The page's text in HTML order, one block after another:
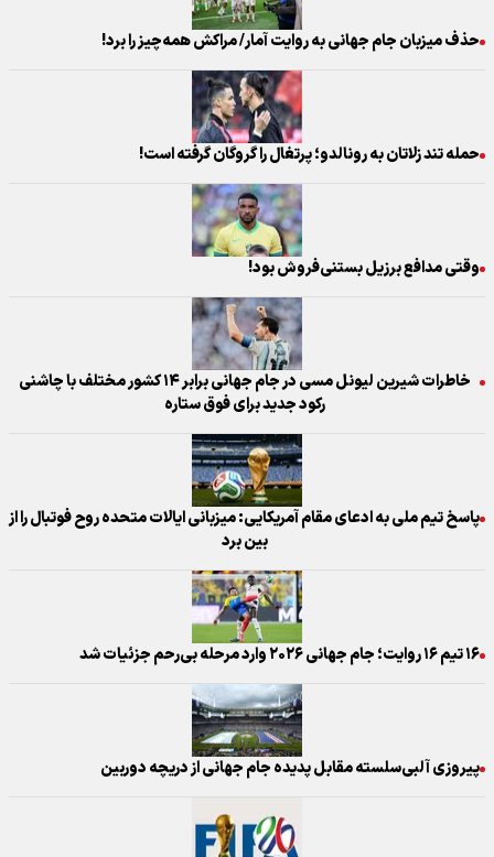
حذف میزبان جام جهانی به روایت آمار/ مراکش همه‌‌چیز را برد!‍
حمله تند زلاتان به رونالدو؛ پرتغال را گروگان گرفته است!
وقتی مدافع برزیل بستنی‌فروش بود!
خاطرات شیرین لیونل مسی در جام جهانی برابر ۱۴ کشور مختلف با چاشنی
رکود جدید برای فوق ستاره
پاسخ تیم ملی به ادعای مقام آمریکایی: میزبانی ایالات متحده روح فوتبال را از
بین برد
۱۶ تیم ۱۶ روایت؛ جام جهانی ۲۰۲۶ وارد مرحله بی‌رحم جزئیات شد
پیروزی آلبی‌سلسته مقابل پدیده جام جهانی از دریچه دوربین